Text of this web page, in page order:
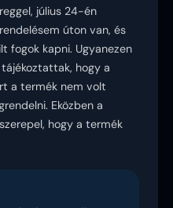
július 24-én
úton van, és
fogok kapni. Ugyanezen
hogy a
a termék nem volt
Eközben a
hogy a termék